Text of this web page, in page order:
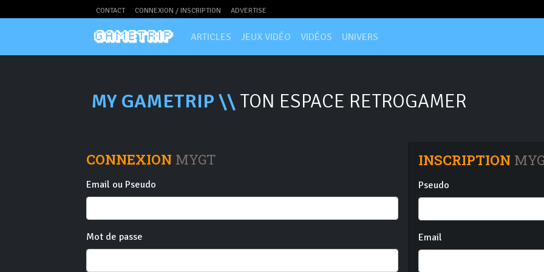
CONTACT CONNEXION / INSCRIPTION ADVERTISE
ARTICLES JEUX VIDÉO VIDÉOS UNIVERS
MY GAMETRIP \\ TON ESPACE RETROGAMER
CONNEXION MYGT
Email ou Pseudo
Mot de passe
INSCRIPTION
Pseudo
Email